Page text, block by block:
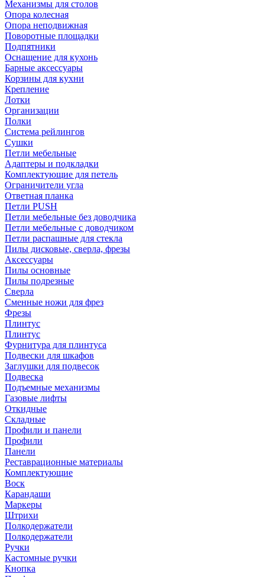
Механизмы для столов
Опора колесная
Опора неподвижная
Поворотные площадки
Подпятники
Оснащение для кухонь
Барные аксессуары
Корзины для кухни
Крепление
Лотки
Организации
Полки
Система рейлингов
Сушки
Петли мебельные
Адаптеры и подкладки
Комплектующие для петель
Ограничители угла
Ответная планка
Петли PUSH
Петли мебельные без доводчика
Петли мебельные с доводчиком
Петли распашные для стекла
Пилы дисковые, сверла, фрезы
Аксессуары
Пилы основные
Пилы подрезные
Сверла
Сменные ножи для фрез
Фрезы
Плинтус
Плинтус
Фурнитура для плинтуса
Подвески для шкафов
Заглушки для подвесок
Подвеска
Подъемные механизмы
Газовые лифты
Откидные
Складные
Профили и панели
Профили
Панели
Реставрационные материалы
Комплектующие
Воск
Карандаши
Маркеры
Штрихи
Полкодержатели
Полкодержатели
Ручки
Кастомные ручки
Кнопка